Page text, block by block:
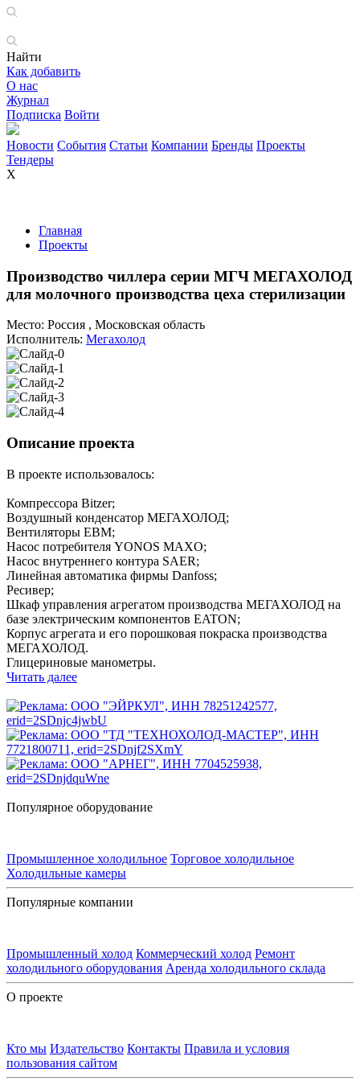
Найти
Как добавить
О нас
Журнал
Подписка Войти
Новости События Статьи Компании Бренды Проекты
Тендеры
X
Главная
Проекты
Производство чиллера серии МГЧ МЕГАХОЛОД
для молочного производства цеха стерилизации
Место:
Россия , Московская область
Исполнитель: Мегахолод
Описание проекта
В проекте использовалось:
Компрессора Bitzer;
Воздушный конденсатор МЕГАХОЛОД;
Вентиляторы EBM;
Насос потребителя YONOS MAXO;
Насос внутреннего контура SAER;
Линейная автоматика фирмы Danfoss;
Ресивер;
Шкаф управления агрегатом производства МЕГАХОЛОД на
базе электрическим компонентов EATON;
Корпус агрегата и его порошковая покраска производства
МЕГАХОЛОД.
Глицериновые манометры.
Читать далее
Популярное оборудование
Промышленное холодильное Торговое холодильное
Холодильные камеры
Популярные компании
Промышленный холод Коммерческий холод Ремонт
холодильного оборудования Аренда холодильного склада
О проекте
Кто мы Издательство Контакты Правила и условия
пользования сайтом